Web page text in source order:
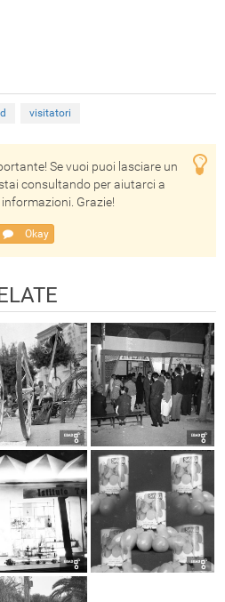
visitatori
Se vuoi puoi lasciare un
consultando per aiutarci a
Grazie!
Okay